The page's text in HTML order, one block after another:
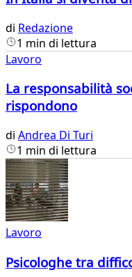
di Redazione
1 min di lettura
Lavoro
La responsabilità
rispondono
di Andrea Di Turi
1 min di lettura
Lavoro
Psicologhe tra